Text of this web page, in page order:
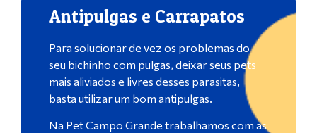
Antipulgas e Carrapatos
Para solucionar de vez os problemas do
seu bichinho com pulgas, deixar seus pets
mais aliviados e livres desses parasitas,
basta utilizar um bom antipulgas.
Na Pet Campo Grande trabalhamos com as